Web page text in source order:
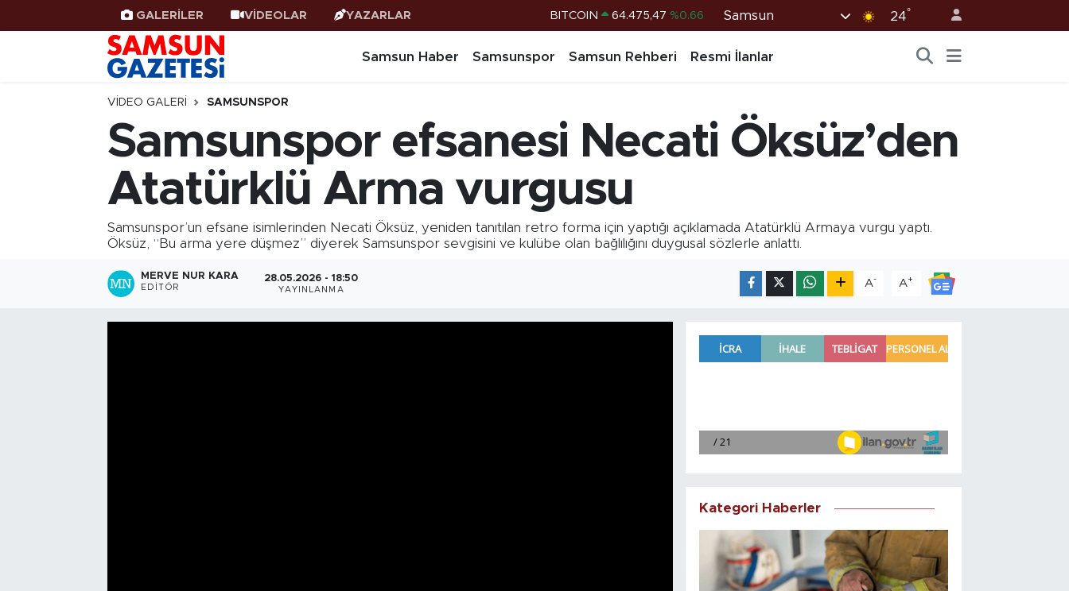
GALERİLER VİDEOLAR YAZARLAR DOLAR 47,5971 %0.05
BİST100 13.703 %0
Samsun 24°
Samsun Haber Samsunspor Samsun Rehberi Resmi İlanlar
VIDEO GALERI SAMSUNSPOR
Samsunspor efsanesi Necati Öksüz’den
Atatürklü Arma vurgusu
Samsunspor’un efsane isimlerinden Necati Öksüz, yeniden tanıtılan retro forma için yaptığı açıklamada Atatürklü Armaya vurgu yaptı.
Öksüz, “Bu arma yere düşmez” diyerek Samsunspor sevgisini ve kulübe olan bağlılığını duygusal sözlerle anlattı.
MERVE NUR KARA
EDITÖR
28.05.2026 - 18:50
YAYINLANMA
A- A+
Kategori Haberler
Samsun Haber
Samsunspor
Samsun Rehberi
Resmi İlanlar
Samsun Nöbetçi Eczaneler
Samsun Hava Durumu
SAMSUN Namaz Vakitleri
Samsun Trafik Yoğunluk Haritası
Süper Lig Puan Durumu ve Fikstür